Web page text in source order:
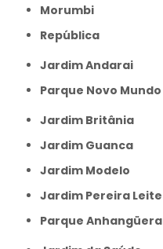
Morumbi
República
Jardim Andarai
Parque Novo Mundo
Jardim Britânia
Jardim Guanca
Jardim Modelo
Jardim Pereira Leite
Parque Anhangüera